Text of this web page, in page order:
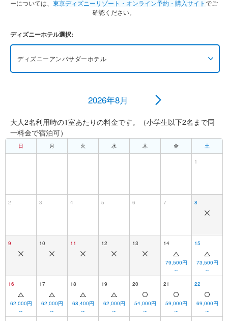
ーについては、 東京ディズニーリゾート・オンライン予約・購入サイトでご
確認ください。
ディズニーホテル選択:
ディズニーアンバサダーホテル
東京ディズニーランドホテル
ディズニーアンバサダーホテル
東京ディズニーリゾート・トイ・ストーリーホテル
2026年8月
大人2名利用時の1室あたりの料金です。（小学生以下2名まで同
一料金で宿泊可）
日 月 火 水 木 金 土
1
2 3 4 5 6 7 8
9 10 11 12 13 14
79,500円
～
15
73,500円
～
16
62,000円
～
17
62,000円
～
18
68,400円
～
19
62,000円
～
20
54,000円
～
21
59,000円
～
22
69,000円
～